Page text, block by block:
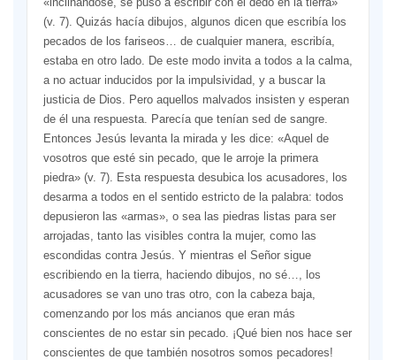
(v. 7). Quizás hacía dibujos, algunos dicen que escribía los
pecados de los fariseos… de cualquier manera, escribía,
estaba en otro lado. De este modo invita a todos a la calma,
a no actuar inducidos por la impulsividad, y a buscar la
justicia de Dios. Pero aquellos malvados insisten y esperan
de él una respuesta. Parecía que tenían sed de sangre.
Entonces Jesús levanta la mirada y les dice: «Aquel de
vosotros que esté sin pecado, que le arroje la primera
piedra» (v. 7). Esta respuesta desubica los acusadores, los
desarma a todos en el sentido estricto de la palabra: todos
depusieron las «armas», o sea las piedras listas para ser
arrojadas, tanto las visibles contra la mujer, como las
escondidas contra Jesús. Y mientras el Señor sigue
escribiendo en la tierra, haciendo dibujos, no sé…, los
acusadores se van uno tras otro, con la cabeza baja,
comenzando por los más ancianos que eran más
conscientes de no estar sin pecado. ¡Qué bien nos hace ser
conscientes de que también nosotros somos pecadores!